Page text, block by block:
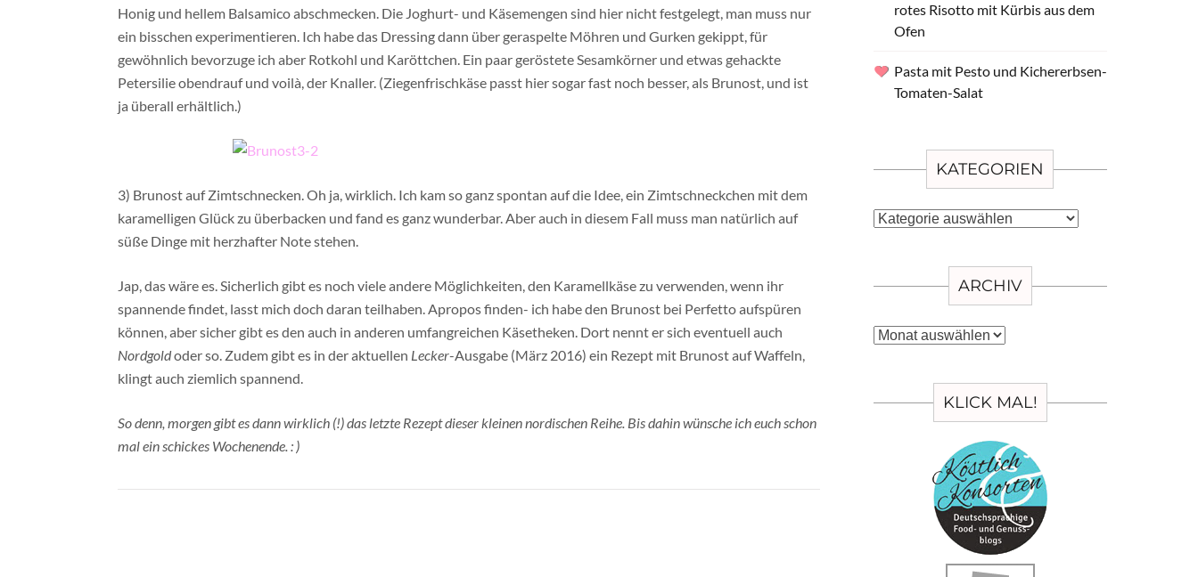
Honig und hellem Balsamico abschmecken. Die Joghurt- und Käsemengen sind hier nicht festgelegt, man muss nur
ein bisschen experimentieren. Ich habe das Dressing dann über geraspelte Möhren und Gurken gekippt, für
gewöhnlich bevorzuge ich aber Rotkohl und Karöttchen. Ein paar geröstete Sesamkörner und etwas gehackte
Petersilie obendrauf und voilà, der Knaller. (Ziegenfrischkäse passt hier sogar fast noch besser, als Brunost, und ist
ja überall erhältlich.)
3) Brunost auf Zimtschnecken. Oh ja, wirklich. Ich kam so ganz spontan auf die Idee, ein Zimtschneckchen mit dem
karamelligen Glück zu überbacken und fand es ganz wunderbar. Aber auch in diesem Fall muss man natürlich auf
süße Dinge mit herzhafter Note stehen.
Jap, das wäre es. Sicherlich gibt es noch viele andere Möglichkeiten, den Karamellkäse zu verwenden, wenn ihr
spannende findet, lasst mich doch daran teilhaben. Apropos finden- ich habe den Brunost bei Perfetto aufspüren
können, aber sicher gibt es den auch in anderen umfangreichen Käsetheken. Dort nennt er sich eventuell auch
Nordgoldoder so. Zudem gibt es in der aktuellen Lecker-Ausgabe (März 2016) ein Rezept mit Brunost auf Waffeln,
klingt auch ziemlich spannend.
So denn, morgen gibt es dann wirklich (!) das letzte Rezept dieser kleinen nordischen Reihe. Bis dahin wünsche ich euch schon
mal ein schickes Wochenende. : )
rotes Risotto mit Kürbis aus dem
Ofen
Pasta mit Pesto und Kichererbsen-
Tomaten-Salat
KATEGORIEN
Kategorien
ARCHIV
Archiv
KLICK MAL!